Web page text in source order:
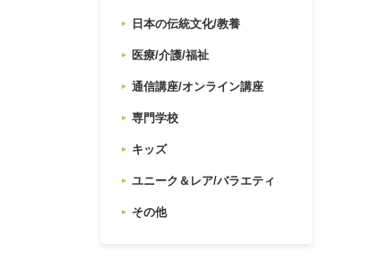
日本の伝統文化/教養
医療/介護/福祉
通信講座/オンライン講座
専門学校
キッズ
ユニーク＆レア/バラエティ
その他